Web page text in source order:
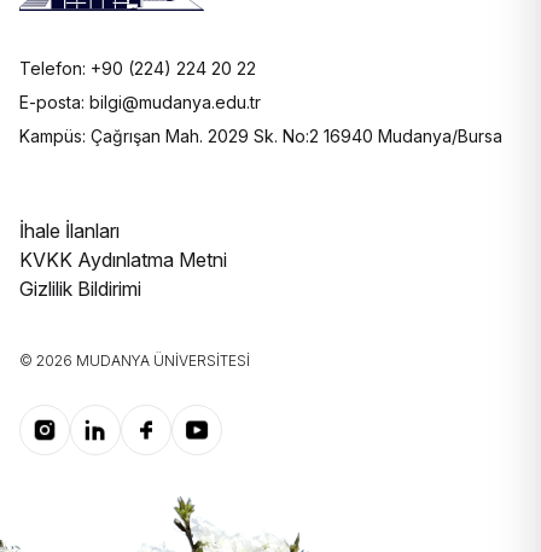
Telefon: +90 (224) 224 20 22
E-posta: bilgi@mudanya.edu.tr
Kampüs: Çağrışan Mah. 2029 Sk. No:2 16940 Mudanya/Bursa
İhale İlanları
KVKK Aydınlatma Metni
Gizlilik Bildirimi
© 2026 MUDANYA ÜNIVERSITESI